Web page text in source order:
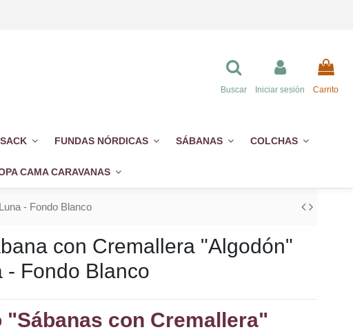
Buscar Iniciar sesión Carrito
FUNDAS NÓRDICAS SÁBANAS COLCHAS
CAMA CARAVANAS
- Fondo Blanco
con Cremallera "Algodón"
- Fondo Blanco
con Cremallera"